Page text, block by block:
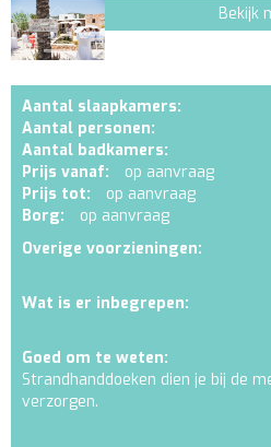
Bekijk
Aantal slaapkamers:
Aantal personen:
Aantal badkamers:
Prijs vanaf:
op aanvraag
Prijs tot:
op aanvraag
Borg:
op aanvraag
Overige voorzieningen:
Wat is er inbegrepen:
Goed om te weten:
Strandhanddoeken dien je bij de
verzorgen.